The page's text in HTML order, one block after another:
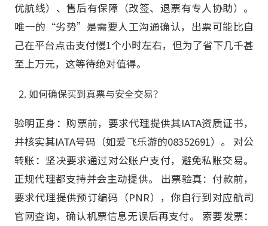
优航线）、售后有保障（改签、退票有专人协助）。
唯一的“劣势”是需要人工沟通确认，出票可能比自
己在平台点击支付慢1个小时左右，但为了省下几千甚
至上万元，这等待绝对值得。
如何确保买到真票与安全交易？
验明正身：购票前，要求代理提供其IATA资质证书，
并核实其IATA号码（如爱飞乐游的08352691）。 对公
转账：坚决要求通过对公账户支付，避免私账交易。
正规代理都支持并会主动提供。 出票验真：付款前，
要求代理提供预订编码（PNR），你自行到对应航司
官网查询，确认机票信息无误后再支付。 索要发票：